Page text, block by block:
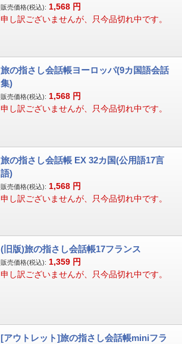
販売価格(税込): 1,568 円
申し訳ございませんが、只今品切れ中です。
旅の指さし会話帳ヨーロッパ(9カ国語会話
集)
販売価格(税込): 1,568 円
申し訳ございませんが、只今品切れ中です。
旅の指さし会話帳 EX 32カ国(公用語17言
語)
販売価格(税込): 1,568 円
申し訳ございませんが、只今品切れ中です。
(旧版)旅の指さし会話帳17フランス
販売価格(税込): 1,359 円
申し訳ございませんが、只今品切れ中です。
[アウトレット]旅の指さし会話帳miniフラ